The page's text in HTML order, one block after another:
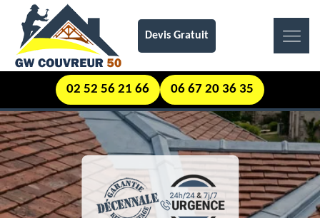
Devis Gratuit
02 52 56 21 66 06 67 20 36 35